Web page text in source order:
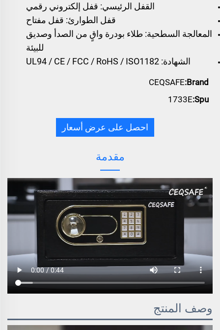
القفل الرئيسي: قفل إلكتروني رقمي
قفل الطوارئ: قفل مفتاح
المعالجة السطحية: طلاء بودرة واقٍ من الصدأ وصديق
للبيئة
الشهادة: UL94 / CE / FCC / RoHS / ISO1182
Brand:
CEQSAFE
Spu:
1733E
احصل على عرض أسعار
مقدمة
وصف المنتج